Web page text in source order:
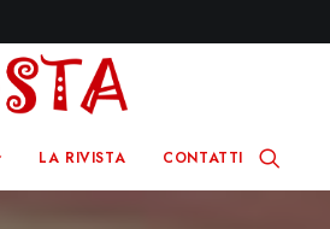
LA RIVISTA CONTATTI